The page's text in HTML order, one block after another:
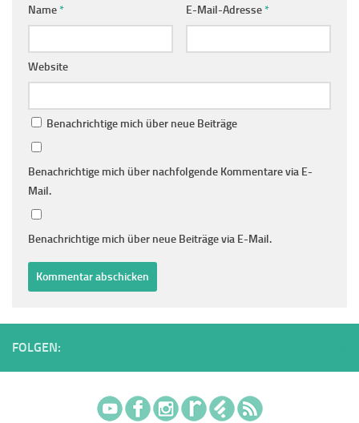
Name* E-Mail-Adresse*
Website
Benachrichtige mich über neue Beiträge
Benachrichtige mich über nachfolgende Kommentare via E-
Mail.
Benachrichtige mich über neue Beiträge via E-Mail.
FOLGEN: